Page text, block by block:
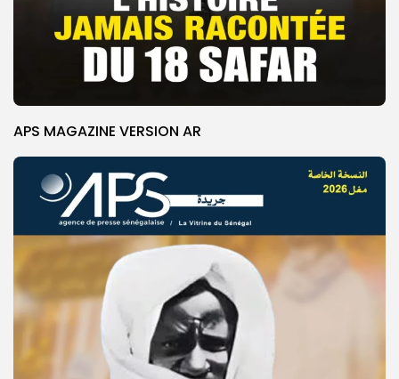
APS MAGAZINE VERSION AR